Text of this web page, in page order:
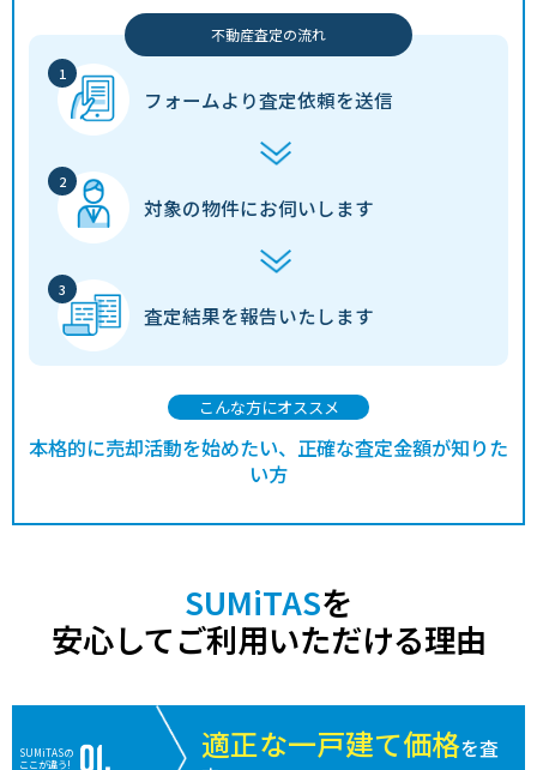
不動産査定の流れ
フォームより査定依頼を送信
対象の物件にお伺いします
査定結果を報告いたします
こんな方にオススメ
本格的に売却活動を始めたい、正確な査定金額が知りた
い方
SUMiTASを
安心してご利用いただける理由
SUMiTASの
ここが違う!
適正な一戸建て価格を査